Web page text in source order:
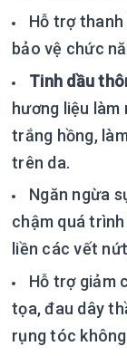
Hỗ trợ thanh
bảo vệ chức
Tinh dầu
hương liệu làm
trắng hồng,
trên da.
Ngăn ngừa
chậm quá
liền các vết
Hỗ trợ giảm
tọa, đau dây
rụng tóc